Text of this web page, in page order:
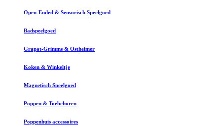
Open-Ended & Sensorisch Speelgoed
Badspeelgoed
Grapat-Grimms & Ostheimer
Koken & Winkeltje
Magnetisch Speelgoed
Poppen & Toebehoren
Poppenhuis accessoires